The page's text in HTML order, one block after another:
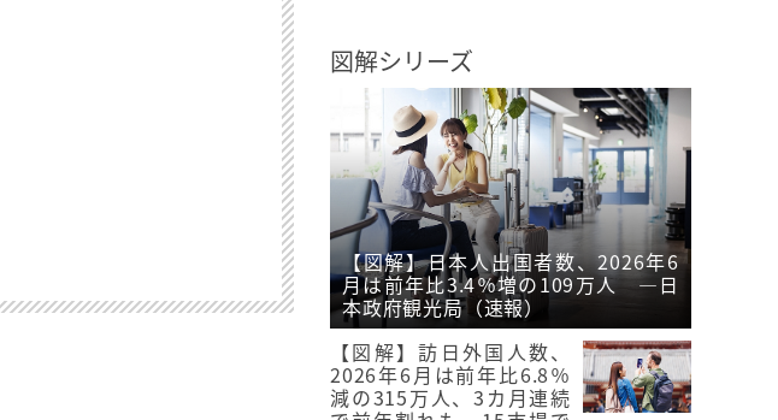
図解シリーズ
【図解】日本人出国者数、2026年6
月は前年比3.4％増の109万人 ―日
本政府観光局（速報）
【図解】訪日外国人数、
2026年6月は前年比6.8％
減の315万人、3カ月連続